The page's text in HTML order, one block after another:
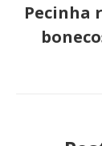
Pecinha